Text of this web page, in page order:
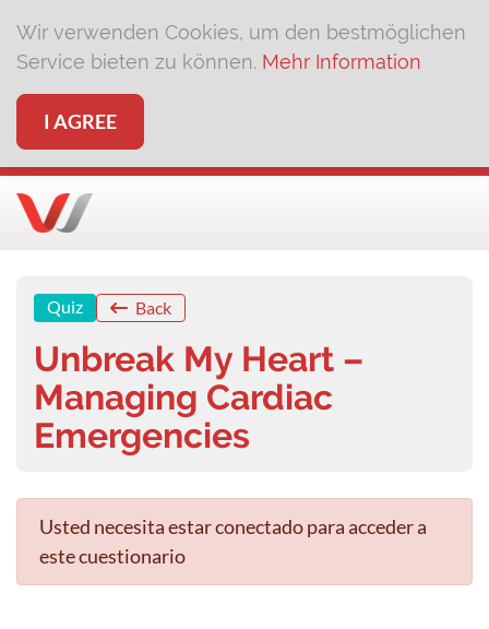
Wir verwenden Cookies, um den bestmöglichen
Service bieten zu können. Mehr Information
I AGREE
Quiz Back
Unbreak My Heart –
Managing Cardiac
Emergencies
Usted necesita estar conectado para acceder a
este cuestionario